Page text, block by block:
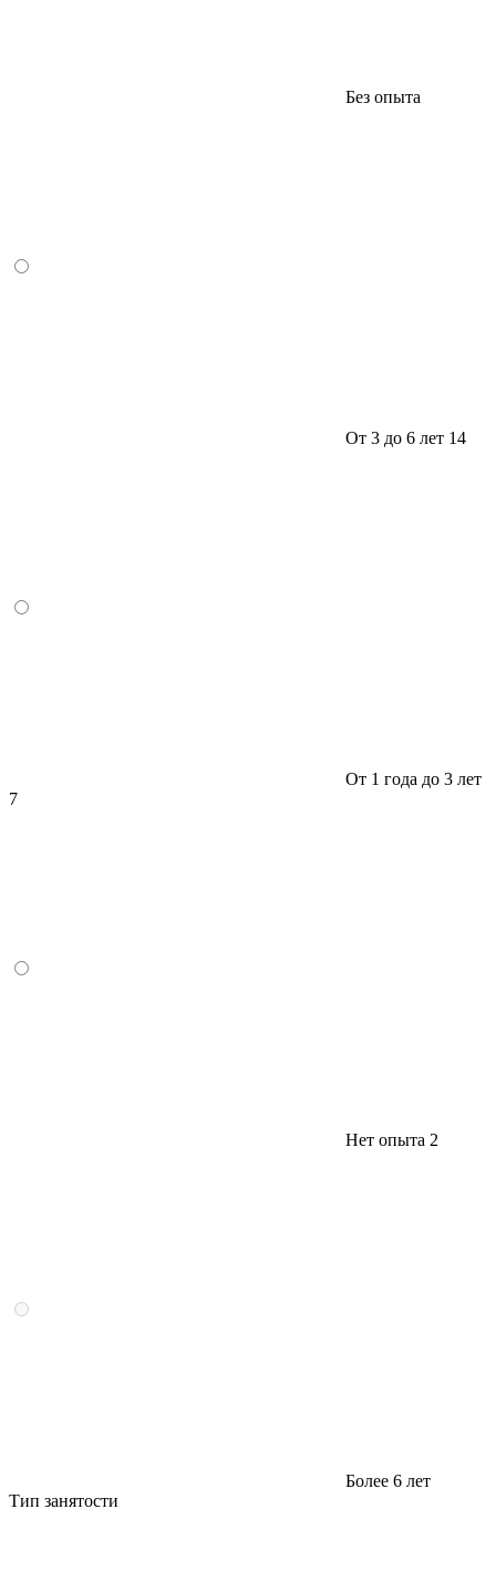
Без опыта
От 3 до 6 лет 14
От 1 года до 3 лет
7
Нет опыта 2
Более 6 лет
Тип занятости